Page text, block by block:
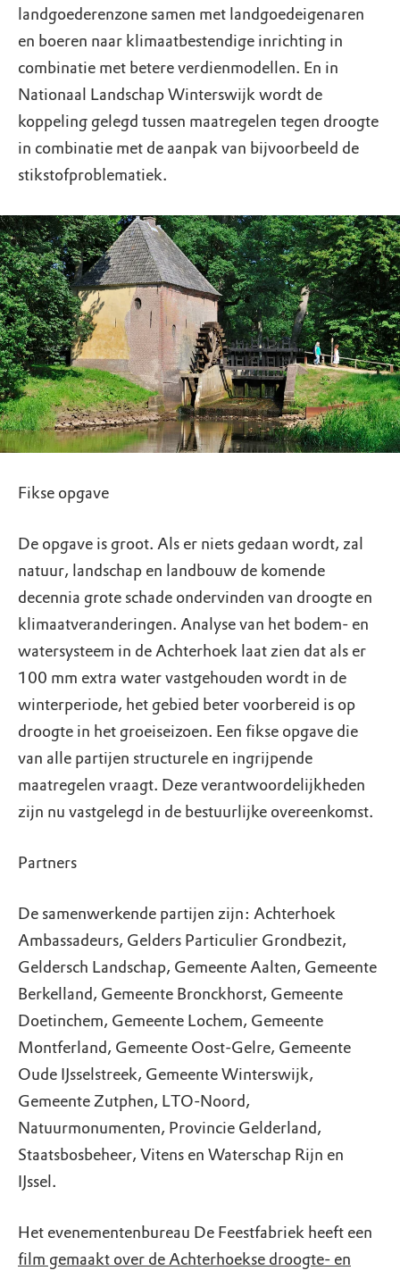
landgoederenzone samen met landgoedeigenaren
en boeren naar klimaatbestendige inrichting in
combinatie met betere verdienmodellen. En in
Nationaal Landschap Winterswijk wordt de
koppeling gelegd tussen maatregelen tegen droogte
in combinatie met de aanpak van bijvoorbeeld de
stikstofproblematiek.
Fikse opgave
De opgave is groot. Als er niets gedaan wordt, zal
natuur, landschap en landbouw de komende
decennia grote schade ondervinden van droogte en
klimaatveranderingen. Analyse van het bodem- en
watersysteem in de Achterhoek laat zien dat als er
100 mm extra water vastgehouden wordt in de
winterperiode, het gebied beter voorbereid is op
droogte in het groeiseizoen. Een fikse opgave die
van alle partijen structurele en ingrijpende
maatregelen vraagt. Deze verantwoordelijkheden
zijn nu vastgelegd in de bestuurlijke overeenkomst.
Partners
De samenwerkende partijen zijn: Achterhoek
Ambassadeurs, Gelders Particulier Grondbezit,
Geldersch Landschap, Gemeente Aalten, Gemeente
Berkelland, Gemeente Bronckhorst, Gemeente
Doetinchem, Gemeente Lochem, Gemeente
Montferland, Gemeente Oost-Gelre, Gemeente
Oude IJsselstreek, Gemeente Winterswijk,
Gemeente Zutphen, LTO-Noord,
Natuurmonumenten, Provincie Gelderland,
Staatsbosbeheer, Vitens en Waterschap Rijn en
IJssel.
Het evenementenbureau De Feestfabriek heeft een
film gemaakt over de Achterhoekse droogte- en